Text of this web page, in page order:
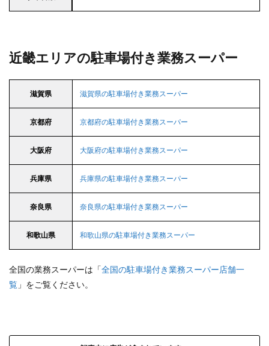
近畿エリアの駐車場付き業務スーパー
滋賀県 滋賀県の駐車場付き業務スーパー
京都府 京都府の駐車場付き業務スーパー
大阪府 大阪府の駐車場付き業務スーパー
兵庫県 兵庫県の駐車場付き業務スーパー
奈良県 奈良県の駐車場付き業務スーパー
和歌山県 和歌山県の駐車場付き業務スーパー
全国の業務スーパーは「全国の駐車場付き業務スーパー店舗一
覧 」をご覧ください。